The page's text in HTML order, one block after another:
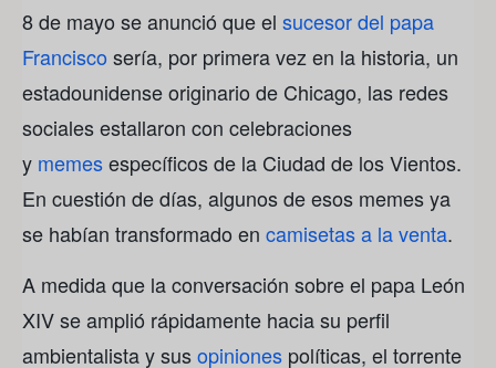
8 de mayo se anunció que el sucesor del papa
Francisco sería, por primera vez en la historia, un
estadounidense originario de Chicago, las redes
sociales estallaron con celebraciones
y memesespecíficos de la Ciudad de los Vientos.
En cuestión de días, algunos de esos memes ya
se habían transformado en camisetas a la venta.
A medida que la conversación sobre el papa León
XIV se amplió rápidamente hacia su perfil
ambientalista y susopiniones políticas, el torrente